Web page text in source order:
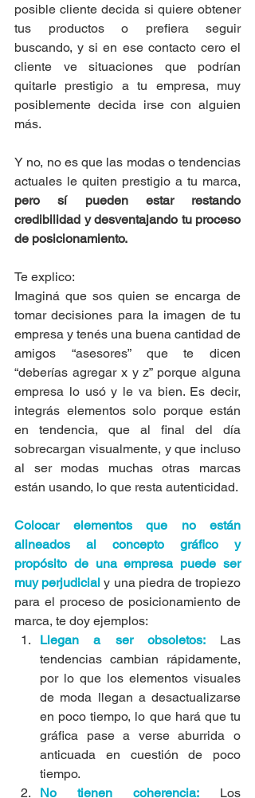
posible cliente decida si quiere obtener
tus productos o prefiera seguir
buscando, y si en ese contacto cero el
cliente ve situaciones que podrían
quitarle prestigio a tu empresa, muy
posiblemente decida irse con alguien
más.
Y no, no es que las modas o tendencias
pero sí pueden estar restando
credibilidad y desventajando tu proceso
de posicionamiento.
Te explico:
Imaginá que sos quien se encarga de
tomar decisiones para la imagen de tu
empresa y tenés una buena cantidad de
amigos “asesores” que te dicen
“deberías agregar x y z” porque alguna
empresa lo usó y le va bien. Es decir,
integrás elementos solo porque están
en tendencia, que al final del día
sobrecargan visualmente, y que incluso
al ser modas muchas otras marcas
están usando, lo que resta autenticidad.
Colocar elementos que no están
alineados al concepto gráfico y
propósito de una empresa puede ser
muy perjudicial y una piedra de tropiezo
para el proceso de posicionamiento de
marca, te doy ejemplos:
Llegan a ser obsoletos: Las
tendencias cambian rápidamente,
por lo que los elementos visuales
de moda llegan a desactualizarse
en poco tiempo, lo que hará que tu
gráfica pase a verse aburrida o
anticuada en cuestión de poco
tiempo.
No tienen coherencia: Los